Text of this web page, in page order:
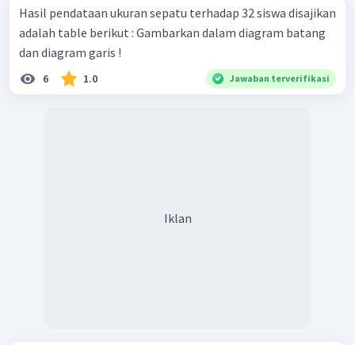
c. Jumlah siswa yang mengikuti ulangan matematika.
Perhatikan tabel pada kolom "Banyak Siswa".
d. Jumlah siswa dengan nilai tertinggi.
Hasil pendataan ukuran sepatu terhadap 32 siswa disajikan
adalah table berikut : Gambarkan dalam diagram batang
dan diagram garis !
6 1.0 Jawaban terverifikasi
Iklan